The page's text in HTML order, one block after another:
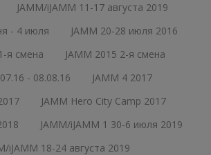
JAMM/iJAMM 11-17 августа 2019
- 4 июля
JAMM 20-28 июля 2016
я смена
JAMM 2015 2-я смена
- 08.08.16
JAMM 4 2017
JAMM Hero City Camp 2017
JAMM/iJAMM 1 30-6 июля 2019
iJAMM 18-24 августа 2019